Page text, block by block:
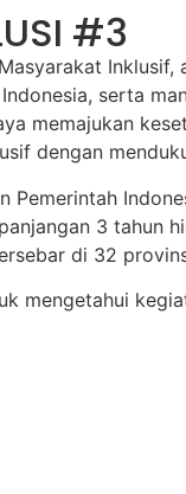
#3
Inklusif,
serta
memajukan
dengan
Pemerintah
3 tahun
di 32
mengetahui